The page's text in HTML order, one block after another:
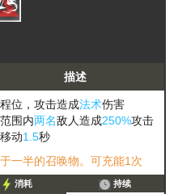
描述
位，攻击造成法术伤害
围内两名敌人造成250%攻击
动1.5秒
一半的召唤物。可充能1次
消耗 持续